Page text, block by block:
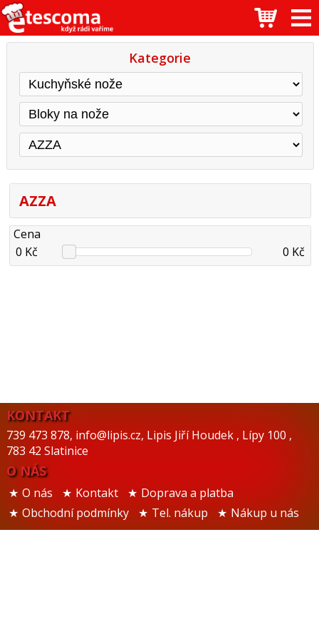
Kategorie
AZZA
Cena
0 Kč
0 Kč
KONTAKT
739 473 878, info@lipis.cz, Lipis Jiří Houdek , Lípy 100 ,
783 42 Slatinice
O NÁS
O nás Kontakt
Doprava a platba
Obchodní podmínky
Tel. nákup Nákup u nás